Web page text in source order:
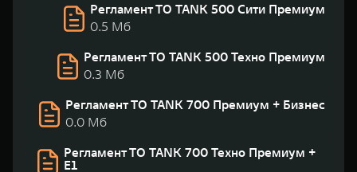
Регламент ТО TANK 500 Сити Премиум
0.5 Мб
Регламент ТО TANK 500 Техно Премиум
0.3 Мб
Регламент ТО TANK 700 Премиум + Бизнес
0.0 Мб
Регламент ТО TANK 700 Техно Премиум +
Е1